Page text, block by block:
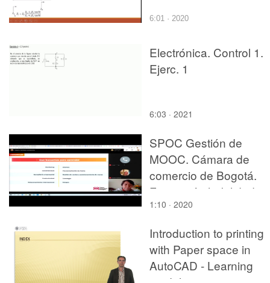
6:01 · 2020
Electrónica. Control 1.
Ejerc. 1
6:03 · 2021
SPOC Gestión de
MOOC. Cámara de
comercio de Bogotá.
Formación habilidades
blandas
1:10 · 2020
Introduction to printing
with Paper space in
AutoCAD - Learning